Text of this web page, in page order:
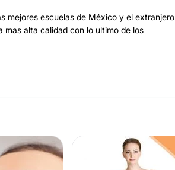
mejores escuelas de México y el extranjero
mas alta calidad con lo ultimo de los
de enfermedades, estética y
encuentra en constante actualización
innovación, vanguardia. calidez,
como tu mejor opción para tratarte con